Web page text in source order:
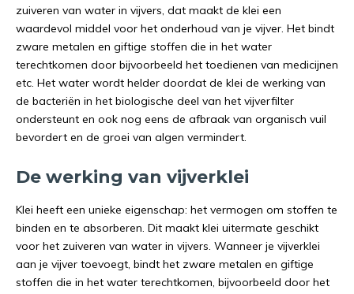
zuiveren van water in vijvers, dat maakt de klei een
waardevol middel voor het onderhoud van je vijver. Het bindt
zware metalen en giftige stoffen die in het water
terechtkomen door bijvoorbeeld het toedienen van medicijnen
etc. Het water wordt helder doordat de klei de werking van
de bacteriën in het biologische deel van het vijverfilter
ondersteunt en ook nog eens de afbraak van organisch vuil
bevordert en de groei van algen vermindert.
De werking van vijverklei
Klei heeft een unieke eigenschap: het vermogen om stoffen te
binden en te absorberen. Dit maakt klei uitermate geschikt
voor het zuiveren van water in vijvers. Wanneer je vijverklei
aan je vijver toevoegt, bindt het zware metalen en giftige
stoffen die in het water terechtkomen, bijvoorbeeld door het